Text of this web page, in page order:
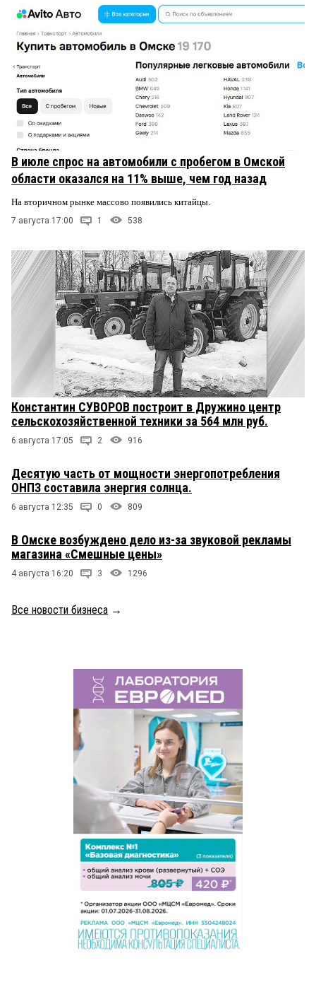
В июле спрос на автомобили с пробегом в Омской
области оказался на 11% выше, чем год назад
На вторичном рынке массово появились китайцы.
7 августа 17:00 1 538
Константин СУВОРОВ построит в Дружино центр
сельскохозяйственной техники за 564 млн руб.
6 августа 17:05 2 916
Десятую часть от мощности энергопотребления
ОНПЗ составила энергия солнца.
6 августа 12:35 0 809
В Омске возбуждено дело из-за звуковой рекламы
магазина «Смешные цены»
4 августа 16:20 3 1296
Все новости бизнеса →